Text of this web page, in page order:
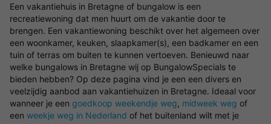
Een vakantiehuis in Bretagne of bungalow is een
recreatiewoning dat men huurt om de vakantie door te
brengen. Een vakantiewoning beschikt over het algemeen over
een woonkamer, keuken, slaapkamer(s), een badkamer en een
tuin of terras om buiten te kunnen vertoeven. Benieuwd naar
welke bungalows in Bretagne wij op BungalowSpecials te
bieden hebben? Op deze pagina vind je een een divers en
veelzijdig aanbod aan vakantiehuizen in Bretagne. Ideaal voor
wanneer je een goedkoop weekendje weg, midweek weg of
een weekje weg in Nederland of het buitenland wilt met je